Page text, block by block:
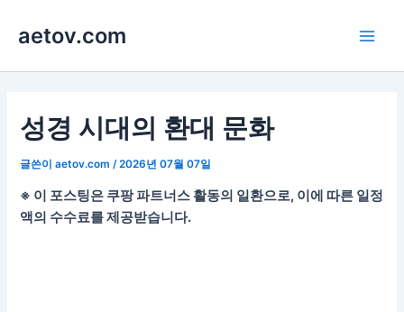
로
aetov.com
성경 시대의 환대 문화
글쓴이aetov.com /2026년 07월 07일
※ 이 포스팅은 쿠팡 파트너스 활동의 일환으로, 이에 따른 일정
액의 수수료를 제공받습니다.